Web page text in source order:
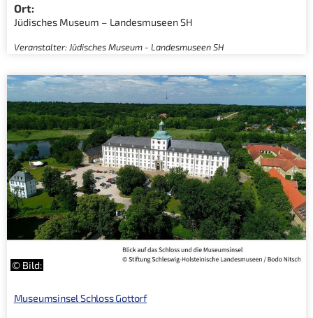
Ort:
Jüdisches Museum – Landesmuseen SH
Veranstalter: Jüdisches Museum - Landesmuseen SH
© Bild:
Museumsinsel Schloss Gottorf